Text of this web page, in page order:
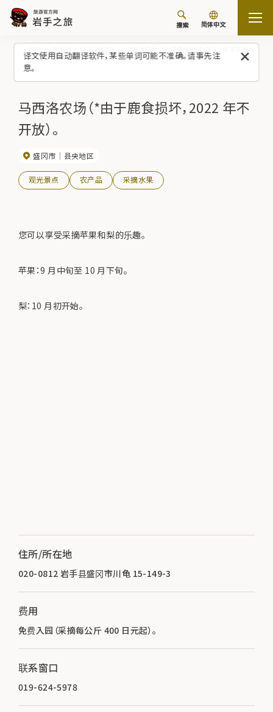
译文使用自动翻译软件，某些单词可能不准确。请事先注
意。
搜索 简体中文
马西洛农场（*由于鹿食损坏，2022 年不
开放）。
盛冈市 县央地区
观光景点 农产品 采摘水果
您可以享受采摘苹果和梨的乐趣。
苹果：9 月中旬至 10 月下旬。
梨：10 月初开始。
住所/所在地
020-0812 岩手县盛冈市川龟 15-149-3
费用
免费入园（采摘每公斤 400 日元起）。
联系窗口
019-624-5978